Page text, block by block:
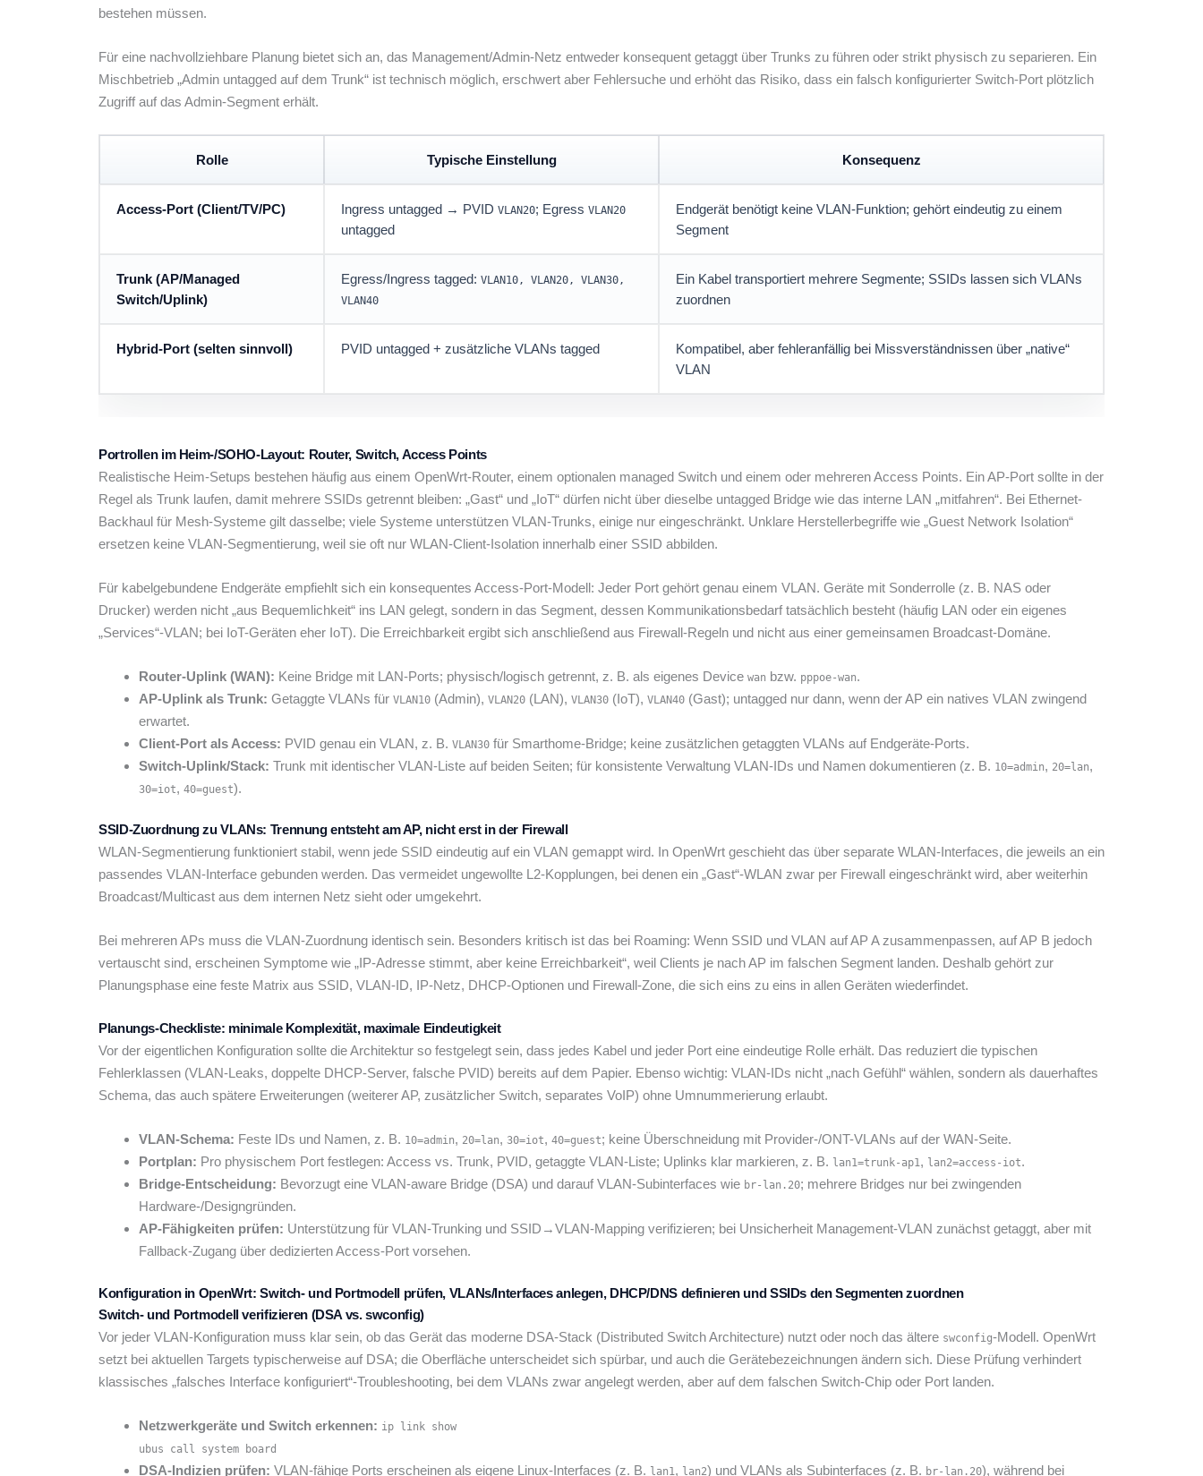
bestehen müssen.
Für eine nachvollziehbare Planung bietet sich an, das Management/Admin-Netz entweder konsequent getaggt über Trunks zu führen oder strikt physisch zu separieren. Ein
Mischbetrieb „Admin untagged auf dem Trunk“ ist technisch möglich, erschwert aber Fehlersuche und erhöht das Risiko, dass ein falsch konfigurierter Switch-Port plötzlich
Zugriff auf das Admin-Segment erhält.
Rolle Typische Einstellung Konsequenz
Access-Port (Client/TV/PC) Ingress untagged → PVID VLAN20; Egress VLAN20
untagged
Endgerät benötigt keine VLAN-Funktion; gehört eindeutig zu einem
Segment
Trunk (AP/Managed
Switch/Uplink)
Egress/Ingress tagged: VLAN10, VLAN20, VLAN30,
VLAN40
Ein Kabel transportiert mehrere Segmente; SSIDs lassen sich VLANs
zuordnen
Hybrid-Port (selten sinnvoll) PVID untagged + zusätzliche VLANs tagged
Kompatibel, aber fehleranfällig bei Missverständnissen über „native“
VLAN
Portrollen im Heim-/SOHO-Layout: Router, Switch, Access Points
Realistische Heim-Setups bestehen häufig aus einem OpenWrt-Router, einem optionalen managed Switch und einem oder mehreren Access Points. Ein AP-Port sollte in der
Regel als Trunk laufen, damit mehrere SSIDs getrennt bleiben: „Gast“ und „IoT“ dürfen nicht über dieselbe untagged Bridge wie das interne LAN „mitfahren“. Bei Ethernet-
Backhaul für Mesh-Systeme gilt dasselbe; viele Systeme unterstützen VLAN-Trunks, einige nur eingeschränkt. Unklare Herstellerbegriffe wie „Guest Network Isolation“
ersetzen keine VLAN-Segmentierung, weil sie oft nur WLAN-Client-Isolation innerhalb einer SSID abbilden.
Für kabelgebundene Endgeräte empfiehlt sich ein konsequentes Access-Port-Modell: Jeder Port gehört genau einem VLAN. Geräte mit Sonderrolle (z. B. NAS oder
Drucker) werden nicht „aus Bequemlichkeit“ ins LAN gelegt, sondern in das Segment, dessen Kommunikationsbedarf tatsächlich besteht (häufig LAN oder ein eigenes
„Services“-VLAN; bei IoT-Geräten eher IoT). Die Erreichbarkeit ergibt sich anschließend aus Firewall-Regeln und nicht aus einer gemeinsamen Broadcast-Domäne.
Router-Uplink (WAN): Keine Bridge mit LAN-Ports; physisch/logisch getrennt, z. B. als eigenes Device wan bzw. pppoe-wan.
AP-Uplink als Trunk: Getaggte VLANs für VLAN10 (Admin), VLAN20 (LAN), VLAN30 (IoT), VLAN40 (Gast); untagged nur dann, wenn der AP ein natives VLAN zwingend
erwartet.
Client-Port als Access: PVID genau ein VLAN, z. B. VLAN30 für Smarthome-Bridge; keine zusätzlichen getaggten VLANs auf Endgeräte-Ports.
Switch-Uplink/Stack: Trunk mit identischer VLAN-Liste auf beiden Seiten; für konsistente Verwaltung VLAN-IDs und Namen dokumentieren (z. B. 10=admin, 20=lan,
30=iot, 40=guest).
SSID-Zuordnung zu VLANs: Trennung entsteht am AP, nicht erst in der Firewall
WLAN-Segmentierung funktioniert stabil, wenn jede SSID eindeutig auf ein VLAN gemappt wird. In OpenWrt geschieht das über separate WLAN-Interfaces, die jeweils an ein
passendes VLAN-Interface gebunden werden. Das vermeidet ungewollte L2-Kopplungen, bei denen ein „Gast“-WLAN zwar per Firewall eingeschränkt wird, aber weiterhin
Broadcast/Multicast aus dem internen Netz sieht oder umgekehrt.
Bei mehreren APs muss die VLAN-Zuordnung identisch sein. Besonders kritisch ist das bei Roaming: Wenn SSID und VLAN auf AP A zusammenpassen, auf AP B jedoch
vertauscht sind, erscheinen Symptome wie „IP-Adresse stimmt, aber keine Erreichbarkeit“, weil Clients je nach AP im falschen Segment landen. Deshalb gehört zur
Planungsphase eine feste Matrix aus SSID, VLAN-ID, IP-Netz, DHCP-Optionen und Firewall-Zone, die sich eins zu eins in allen Geräten wiederfindet.
Planungs-Checkliste: minimale Komplexität, maximale Eindeutigkeit
Vor der eigentlichen Konfiguration sollte die Architektur so festgelegt sein, dass jedes Kabel und jeder Port eine eindeutige Rolle erhält. Das reduziert die typischen
Fehlerklassen (VLAN-Leaks, doppelte DHCP-Server, falsche PVID) bereits auf dem Papier. Ebenso wichtig: VLAN-IDs nicht „nach Gefühl“ wählen, sondern als dauerhaftes
Schema, das auch spätere Erweiterungen (weiterer AP, zusätzlicher Switch, separates VoIP) ohne Umnummerierung erlaubt.
VLAN-Schema: Feste IDs und Namen, z. B. 10=admin, 20=lan, 30=iot, 40=guest; keine Überschneidung mit Provider-/ONT-VLANs auf der WAN-Seite.
Portplan: Pro physischem Port festlegen: Access vs. Trunk, PVID, getaggte VLAN-Liste; Uplinks klar markieren, z. B. lan1=trunk-ap1, lan2=access-iot.
Bridge-Entscheidung: Bevorzugt eine VLAN-aware Bridge (DSA) und darauf VLAN-Subinterfaces wie br-lan.20; mehrere Bridges nur bei zwingenden
Hardware-/Designgründen.
AP-Fähigkeiten prüfen: Unterstützung für VLAN-Trunking und SSID→VLAN-Mapping verifizieren; bei Unsicherheit Management-VLAN zunächst getaggt, aber mit
Fallback-Zugang über dedizierten Access-Port vorsehen.
Konfiguration in OpenWrt: Switch- und Portmodell prüfen, VLANs/Interfaces anlegen, DHCP/DNS definieren und SSIDs den Segmenten zuordnen
Switch- und Portmodell verifizieren (DSA vs. swconfig)
Vor jeder VLAN-Konfiguration muss klar sein, ob das Gerät das moderne DSA-Stack (Distributed Switch Architecture) nutzt oder noch das ältere swconfig-Modell. OpenWrt
setzt bei aktuellen Targets typischerweise auf DSA; die Oberfläche unterscheidet sich spürbar, und auch die Gerätebezeichnungen ändern sich. Diese Prüfung verhindert
klassisches „falsches Interface konfiguriert“-Troubleshooting, bei dem VLANs zwar angelegt werden, aber auf dem falschen Switch-Chip oder Port landen.
Netzwerkgeräte und Switch erkennen: ip link show
ubus call system board
DSA-Indizien prüfen: VLAN-fähige Ports erscheinen als eigene Linux-Interfaces (z. B. lan1 , lan2) und VLANs als Subinterfaces (z. B. br-lan.20), während bei